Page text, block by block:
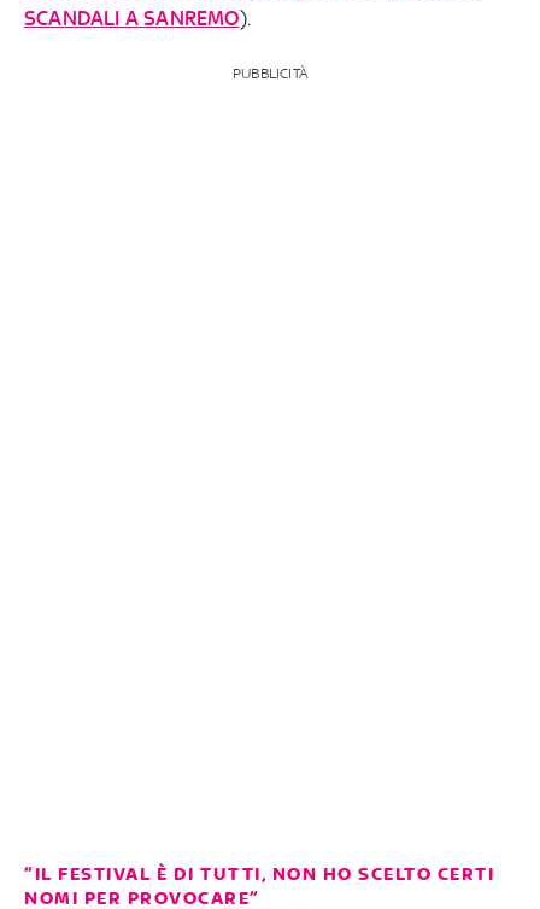
SCANDALI A SANREMO).
PUBBLICITÀ
“IL FESTIVAL È DI TUTTI, NON HO SCELTO CERTI
NOMI PER PROVOCARE”